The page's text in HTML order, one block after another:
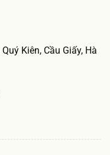
Kiên, Cầu Giấy, Hà